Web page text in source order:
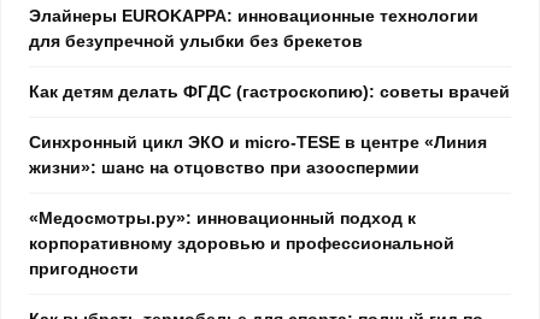
Элайнеры EUROKAPPA: инновационные технологии
для безупречной улыбки без брекетов
Как детям делать ФГДС (гастроскопию): советы врачей
Синхронный цикл ЭКО и micro-TESE в центре «Линия
жизни»: шанс на отцовство при азооспермии
«Медосмотры.ру»: инновационный подход к
корпоративному здоровью и профессиональной
пригодности